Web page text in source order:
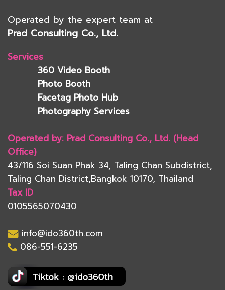
Operated by the expert team at
Prad Consulting Co., Ltd.
Services
360 Video Booth
Photo Booth
Facetag Photo Hub
Photography Services
Operated by: Prad Consulting Co., Ltd. (Head
Office)
43/116 Soi Suan Phak 34, Taling Chan Subdistrict,
Taling Chan District,Bangkok 10170, Thailand
Tax ID
0105565070430
info@ido360th.com
086-551-6235